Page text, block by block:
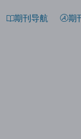
期刊导航 期